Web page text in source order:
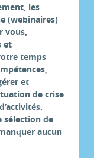
les
(webinaires)
vous,
et
temps
et
de crise
sélection de
aucun